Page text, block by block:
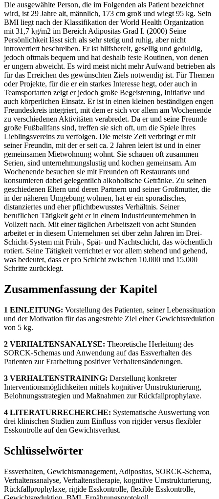
Die ausgewählte Person, die im Folgenden als Patient bezeichnet
wird, ist 29 Jahre alt, männlich, 173 cm groß und wiegt 95 kg. Sein
BMI liegt nach der Klassifikation der World Health Organization
mit 31,7 kg/m2 im Bereich Adipositas Grad I. (2000) Seine
Persönlichkeit lässt sich als sehr stetig und ruhig, aber nicht
introvertiert beschreiben. Er ist hilfsbereit, gesellig und geduldig,
jedoch oftmals bequem und hat deshalb feste Routinen, von denen
er ungern abweicht. Es wird meist nicht mehr Aufwand betrieben als
für das Erreichen des gewünschten Ziels notwendig ist. Für Themen
oder Projekte, für die er ein starkes Interesse hegt, oder auch in
Teamsportarten zeigt er jedoch große Begeisterung, Initiative und
auch körperlichen Einsatz. Er ist in einen kleinen beständigen engen
Freundeskreis integriert, mit dem er sich vor allem am Wochenende
zu verschiedenen Aktivitäten verabredet. Da er und seine Freunde
große Fußballfans sind, treffen sie sich oft, um die Spiele ihres
Lieblingsvereins zu verfolgen. Die meiste Zeit verbringt er mit
seiner Freundin, mit der er seit ca. 2 Jahren leiert ist und in einer
gemeinsamen Mietwohnung wohnt. Sie schauen oft zusammen
Serien, sind unternehmungslustig und kochen gemeinsam. Am
Wochenende besuchen sie mit Freunden oft Restaurants und
konsumieren dabei gelegentlich alkoholische Getränke. Zu seinen
geschiedenen Eltern und deren Partnern und seiner Großmutter, die
in der näheren Umgebung wohnen, hat er ein sporadisches,
distanziertes und eher pflichtbewusstes Verhältnis. Seiner
beruflichen Tätigkeit geht er in einem Industrieunternehmen in
Vollzeit nach. Mit einer täglichen Arbeitszeit von acht Stunden
arbeitet er in diesem Unternehmen sei über zehn Jahren im Drei-
Schicht-System mit Früh-, Spät- und Nachtschicht, das wöchentlich
rotiert. Seine Tätigkeit verrichtet er vor allem stehend und gehend,
was bedeutet, dass er pro Schicht zwischen 10.000 und 15.000
Schritte zurücklegt.
Zusammenfassung der Kapitel
1 EINLEITUNG: Vorstellung des Patienten, seiner Lebenssituation
und der Motivation für das angestrebte Ziel einer Gewichtsreduktion
von 5 kg.
2 VERHALTENSANALYSE: Theoretische Herleitung des
SORCK-Schemas und Anwendung auf das Essverhalten des
Patienten zur Erarbeitung positiver Verhaltensänderungen.
3 VERHALTENSTRAINING: Darstellung konkreter
Interventionsmöglichkeiten mittels kognitiver Umstrukturierung,
Belohnungsstrategien und Maßnahmen zur Rückfallprophylaxe.
4 LITERATURRECHERCHE: Systematische Auswertung von
drei klinischen Studien zum Einfluss von rigider versus flexibler
Esskontrolle auf den Gewichtsverlust.
Schlüsselwörter
Essverhalten, Gewichtsmanagement, Adipositas, SORCK-Schema,
Verhaltensanalyse, Verhaltenstherapie, kognitive Umstrukturierung,
Rückfallprophylaxe, rigide Esskontrolle, flexible Esskontrolle,